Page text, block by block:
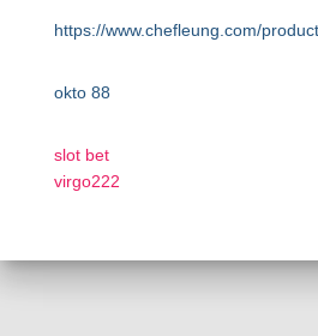
https://www.chefleung.com/
okto 88
slot bet
virgo222